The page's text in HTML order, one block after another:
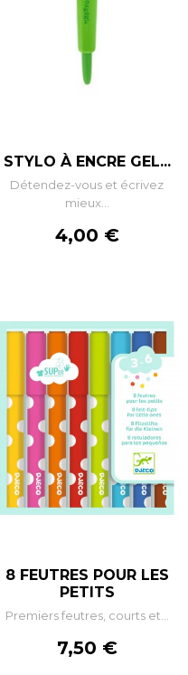
STYLO À ENCRE GEL...
Détendez-vous et écrivez
mieux...
Prix
4,00 €
8 FEUTRES POUR LES
PETITS
Premiers feutres, courts et...
Prix
7,50 €